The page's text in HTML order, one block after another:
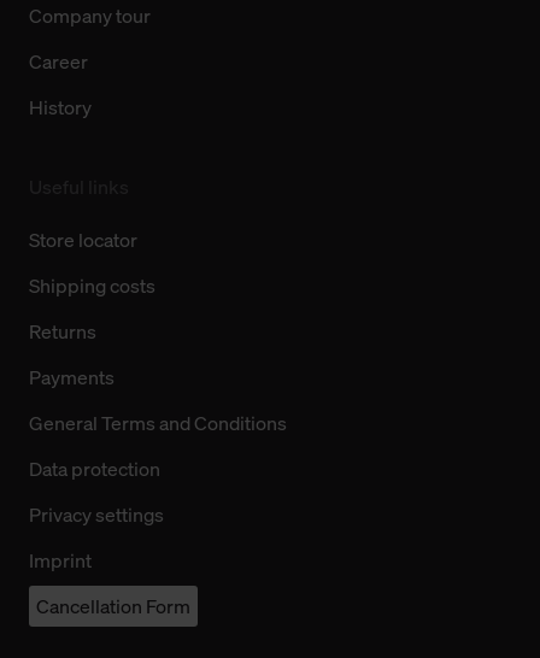
Company tour
Career
History
Store locator
Shipping costs
Returns
Payments
General Terms and Conditions
Data protection
Privacy settings
Imprint
Cancellation Form